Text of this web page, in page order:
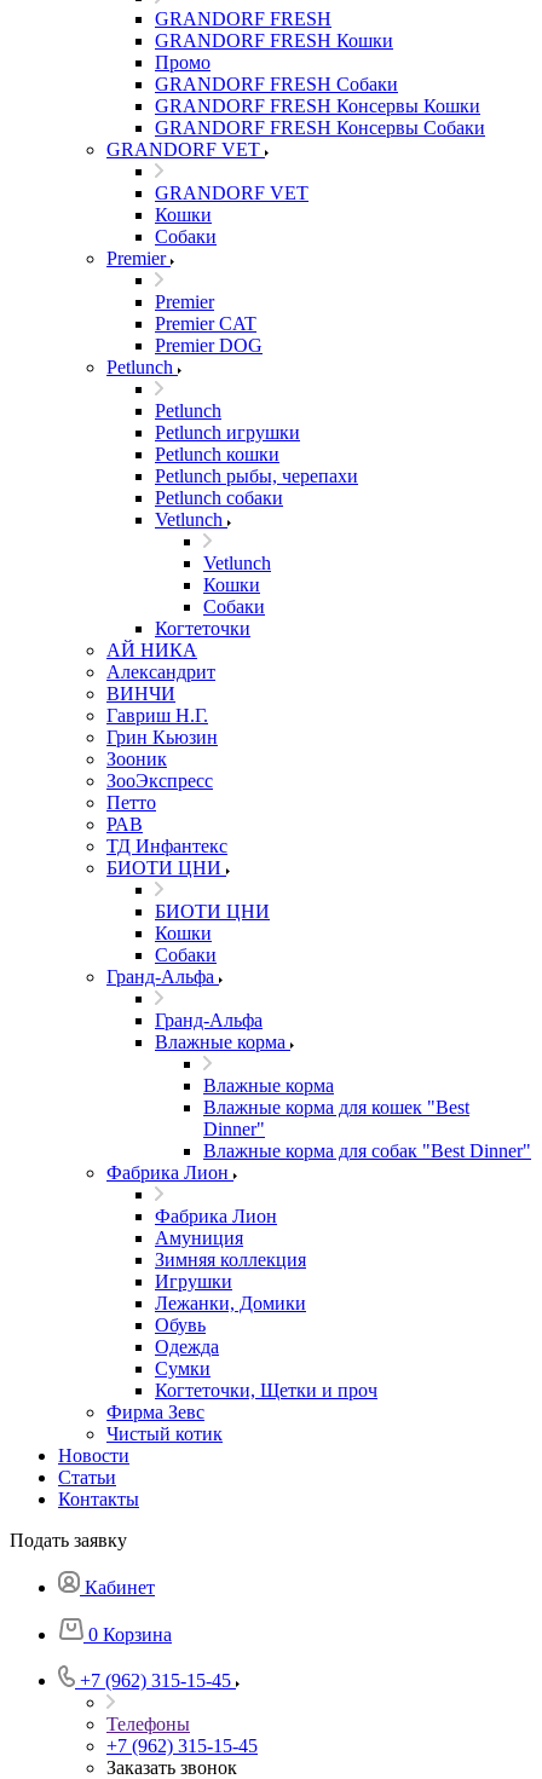
GRANDORF FRESH
GRANDORF FRESH Кошки
Промо
GRANDORF FRESH Собаки
GRANDORF FRESH Консервы Кошки
GRANDORF FRESH Консервы Собаки
GRANDORF VET
GRANDORF VET
Кошки
Собаки
Premier
Premier
Premier CAT
Premier DOG
Petlunch
Petlunch
Petlunch игрушки
Petlunch кошки
Petlunch рыбы, черепахи
Petlunch собаки
Vetlunch
Vetlunch
Кошки
Собаки
Когтеточки
АЙ НИКА
Александрит
ВИНЧИ
Гавриш Н.Г.
Грин Кьюзин
Зооник
ЗооЭкспресс
Петто
РАВ
ТД Инфантекс
БИОТИ ЦНИ
БИОТИ ЦНИ
Кошки
Собаки
Гранд-Альфа
Гранд-Альфа
Влажные корма
Влажные корма
Влажные корма для кошек "Best
Dinner"
Влажные корма для собак "Best Dinner"
Фабрика Лион
Фабрика Лион
Амуниция
Зимняя коллекция
Игрушки
Лежанки, Домики
Обувь
Одежда
Сумки
Когтеточки, Щетки и проч
Фирма Зевс
Чистый котик
Новости
Статьи
Контакты
Подать заявку
Кабинет
0 Корзина
+7 (962) 315-15-45
Телефоны
+7 (962) 315-15-45
Заказать звонок